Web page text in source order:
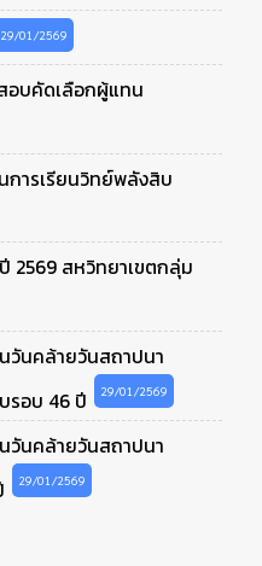
29/01/2569
อบคัดเลือกผู้แทน
การเรียนวิทย์พลังสิบ
2569 สหวิทยาเขตกลุ่ม
วันคล้ายวันสถาปนา
รอบ 46 ปี
29/01/2569
วันคล้ายวันสถาปนา
29/01/2569